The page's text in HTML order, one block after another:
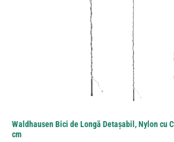
Waldhausen Bici de Longă Detașabil, Nylon cu
cm